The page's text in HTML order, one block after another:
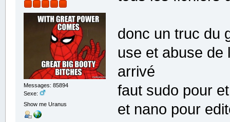
Messages: 85894
Sexe:
Show me Uranus
donc un truc du
use et abuse de
arrivé
faut sudo pour
et nano pour